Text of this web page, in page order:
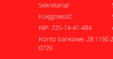
Sekretariat
Księgowość
NIP: 725-14-41-484
Konto bankowe: 28 1160
0729